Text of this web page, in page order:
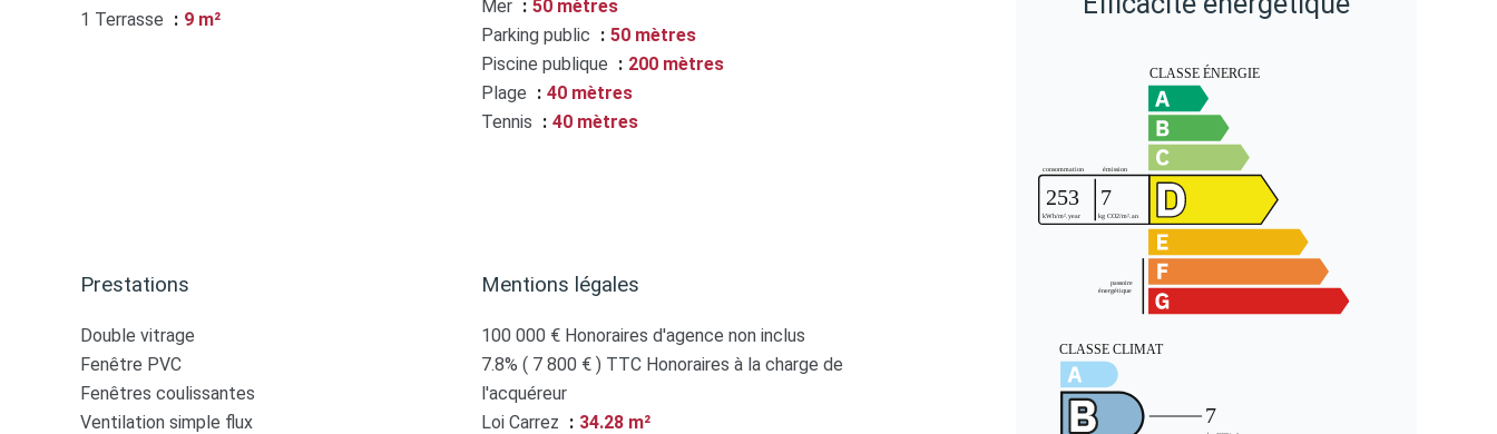
1 Terrasse
9 m²
Mer
50 mètres
Parking public
50 mètres
Piscine publique
200 mètres
Plage
40 mètres
Tennis
40 mètres
Prestations
Double vitrage
Fenêtre PVC
Fenêtres coulissantes
Ventilation simple flux
Mentions légales
100 000 € Honoraires d'agence non inclus
7.8% ( 7 800 € ) TTC Honoraires à la charge de
l'acquéreur
Loi Carrez
34.28 m²